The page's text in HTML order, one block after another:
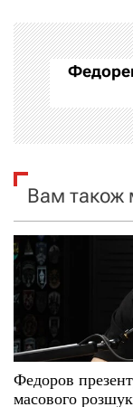
а
ц
і
а
п
с
і
Вам також
Федоров
масового